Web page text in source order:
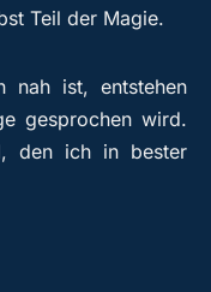
Teil der Magie.
nah ist, entstehen
gesprochen wird.
den ich in bester